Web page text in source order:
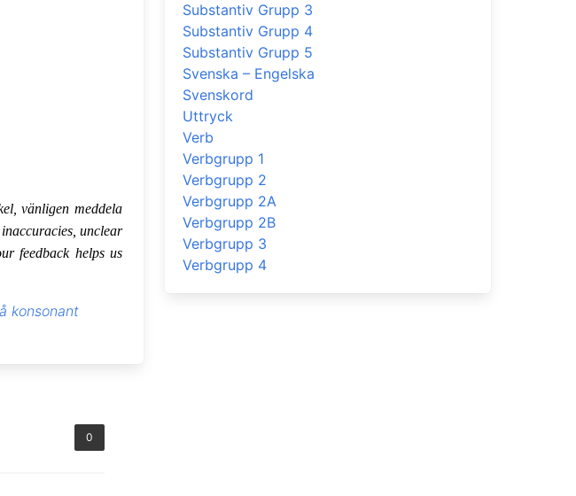
vänligen meddela
unclear
feedback helps us
konsonant
0
Substantiv Grupp 3
Substantiv Grupp 4
Substantiv Grupp 5
Svenska – Engelska
Svenskord
Uttryck
Verb
Verbgrupp 1
Verbgrupp 2
Verbgrupp 2A
Verbgrupp 2B
Verbgrupp 3
Verbgrupp 4